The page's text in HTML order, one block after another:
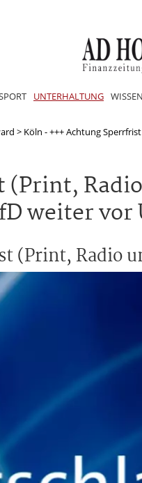
UNTERHALTUNG
> Köln - +++ Achtung
weiter
(Print, Radio